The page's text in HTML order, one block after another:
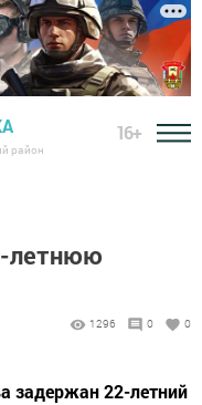
район
16+
летнюю
1296 0 0
задержан 22-летний